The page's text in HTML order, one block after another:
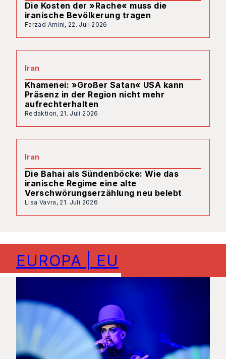
Die Kosten der »Rache« muss die
iranische Bevölkerung tragen
Farzad Amini, 22. Juli 2026
Iran
Khamenei: »Großer Satan« USA kann
Präsenz in der Region nicht mehr
aufrechterhalten
Redaktion, 21. Juli 2026
Iran
Die Bahai als Sündenböcke: Wie das
iranische Regime eine alte
Verschwörungserzählung neu belebt
Lisa Vavra, 21. Juli 2026
EUROPA | EU